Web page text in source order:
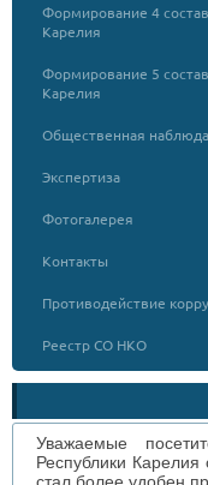
Формирование 4
Карелия
Формирование 5
Карелия
Общественная
Экспертиза
Фотогалерея
Контакты
Противодействие
Реестр СО НКО
Уважаемые
Республики